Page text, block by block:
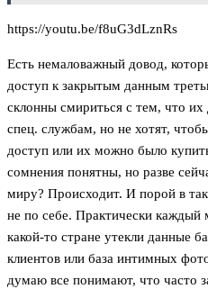
https://youtu.be/f8uG3dLznRs
Есть немаловажный довод,
доступ к закрытым данным
склонны смириться с тем, что
спец. службам, но не хотят,
доступ или их можно было
сомнения понятны, но разве
миру? Происходит. И порой в
не по себе. Практически
какой-то стране утекли данные
клиентов или база интимных
думаю все понимают, что часто